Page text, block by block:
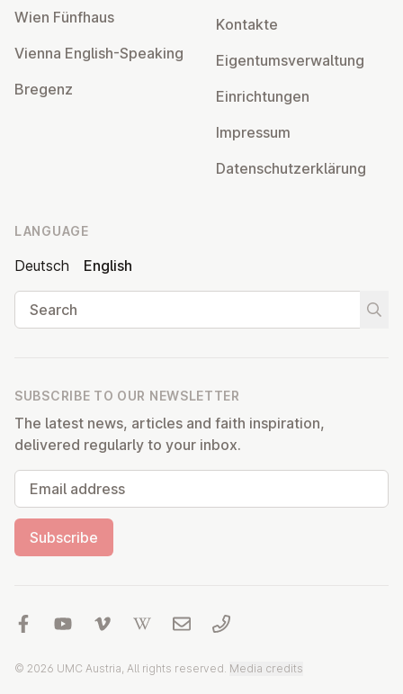
Wien Fünfhaus
Vienna English-Speaking
Bregenz
Kontakte
Ei­gentums­ver­wal­tung
Ein­rich­tun­gen
Impressum
Datens­chutzerklärung
LANGUAGE
Deutsch
English
Search
SUBSCRIBE TO OUR NEWSLETTER
The latest news, articles and faith inspiration,
delivered regularly to your inbox.
Email address
Subscribe
© 2026 UMC Austria, All rights reserved. Media credits